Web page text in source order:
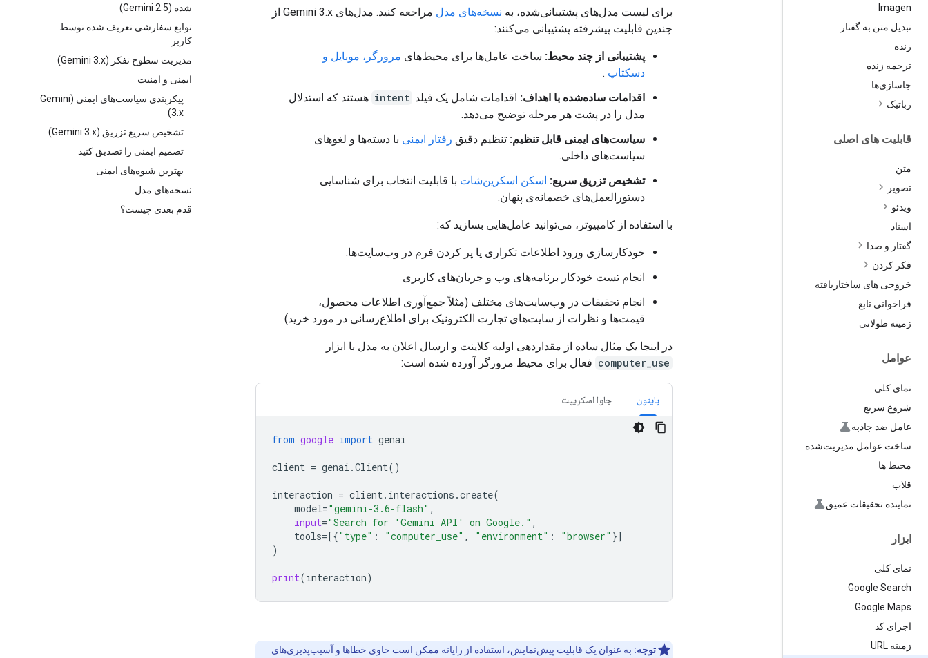
Imagen
تبدیل متن به گفتار
زنده
ترجمه زنده
جاسازی‌ها
رباتیک
قابلیت های اصلی
متن
تصویر
ویدئو
اسناد
گفتار و صدا
فکر کردن
خروجی های ساختاریافته
فراخوانی تابع
زمینه طولانی
عوامل
نمای کلی
شروع سریع
عامل ضد جاذبه
ساخت عوامل مدیریت‌شده
محیط ها
قلاب
نماینده تحقیقات عمیق
ابزار
نمای کلی
Google Search
Google Maps
اجرای کد
زمینه URL
شده (Gemini 2.5)
توابع سفارشی تعریف شده توسط
کاربر
مدیریت سطوح تفکر (Gemini 3.x)
ایمنی و امنیت
پیکربندی سیاست‌های ایمنی (Gemini
3.x)
تشخیص سریع تزریق (Gemini 3.x)
تصمیم ایمنی را تصدیق کنید
بهترین شیوه‌های ایمنی
نسخه‌های مدل
قدم بعدی چیست؟
برای لیست مدل‌های پشتیبانی‌شده، به نسخه‌های مدل
مراجعه کنید. مدل‌های Gemini 3.x از
چندین قابلیت پیشرفته پشتیبانی می‌کنند:
پشتیبانی از چند محیط: ساخت عامل‌ها برای محیط‌های مرورگر، موبایل و
دسکتاپ .
اقدامات ساده‌شده با اهداف: اقدامات شامل یک فیلد intent هستند که استدلال
مدل را در پشت هر مرحله توضیح می‌دهد.
سیاست‌های ایمنی قابل تنظیم: تنظیم دقیق رفتار ایمنی با دسته‌ها و لغوهای
سیاست‌های داخلی.
تشخیص تزریق سریع: اسکن اسکرین‌شات با قابلیت انتخاب برای شناسایی
دستورالعمل‌های خصمانه‌ی پنهان.
با استفاده از کامپیوتر، می‌توانید عامل‌هایی بسازید که:
خودکارسازی ورود اطلاعات تکراری یا پر کردن فرم در وب‌سایت‌ها.
انجام تست خودکار برنامه‌های وب و جریان‌های کاربری
انجام تحقیقات در وب‌سایت‌های مختلف (مثلاً جمع‌آوری اطلاعات محصول،
قیمت‌ها و نظرات از سایت‌های تجارت الکترونیک برای اطلاع‌رسانی در مورد خرید)
در اینجا یک مثال ساده از مقداردهی اولیه کلاینت و ارسال اعلان به مدل با ابزار
computer_use فعال برای محیط مرورگر آورده شده است:
پایتون جاوا اسکریپت
from google import genai
client = genai .Client()
interaction = client. interactions .create(
model="gemini-3.6-flash" ,
input="Search for 'Gemini API' on Google." ,
tools=[{"type" : "computer_use" , "environment" : "browser" }]
)
print(interaction)
توجه: به عنوان یک قابلیت پیش‌نمایش، استفاده از رایانه ممکن است حاوی خطاها و آسیب‌پذیری‌های